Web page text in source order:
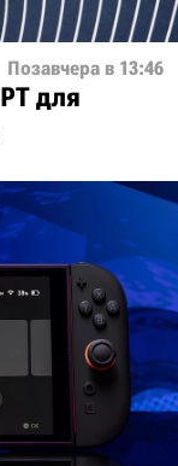
Позавчера в 13:46
для